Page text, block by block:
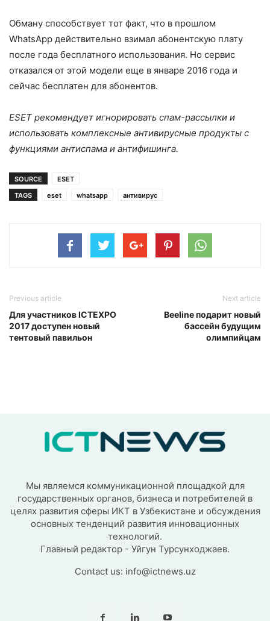
Обману способствует тот факт, что в прошлом
WhatsApp действительно взимал абонентскую плату
после года бесплатного использования. Но сервис
отказался от этой модели еще в январе 2016 года и
сейчас бесплатен для абонентов.
ESET рекомендует игнорировать спам-рассылки и
использовать комплексные антивирусные продукты с
функциями антиспама и антифишинга.
SOURCE
ESET
TAGS
eset whatsapp антивирус
Previous article
Для участников ICTEXPO
2017 доступен новый
тентовый павильон
Next article
Beeline подарит новый
бассейн будущим
олимпийцам
Мы являемся коммуникационной площадкой для
государственных органов, бизнеса и потребителей в
целях развития сферы ИКТ в Узбекистане и обсуждения
основных тенденций развития инновационных
технологий.
Главный редактор - Уйгун Турсунходжаев.
Contact us: info@ictnews.uz